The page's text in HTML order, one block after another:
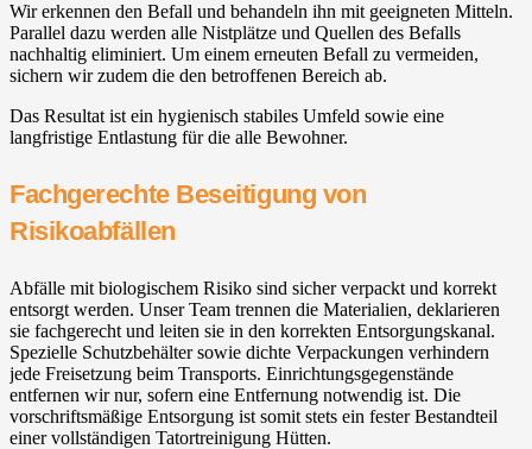
Wir erkennen den Befall und behandeln ihn mit geeigneten Mitteln.
Parallel dazu werden alle Nistplätze und Quellen des Befalls
nachhaltig eliminiert. Um einem erneuten Befall zu vermeiden,
sichern wir zudem die den betroffenen Bereich ab.
Das Resultat ist ein hygienisch stabiles Umfeld sowie eine
langfristige Entlastung für die alle Bewohner.
Fachgerechte Beseitigung von
Risikoabfällen
Abfälle mit biologischem Risiko sind sicher verpackt und korrekt
entsorgt werden. Unser Team trennen die Materialien, deklarieren
sie fachgerecht und leiten sie in den korrekten Entsorgungskanal.
Spezielle Schutzbehälter sowie dichte Verpackungen verhindern
jede Freisetzung beim Transports. Einrichtungsgegenstände
entfernen wir nur, sofern eine Entfernung notwendig ist. Die
vorschriftsmäßige Entsorgung ist somit stets ein fester Bestandteil
einer vollständigen Tatortreinigung Hütten.